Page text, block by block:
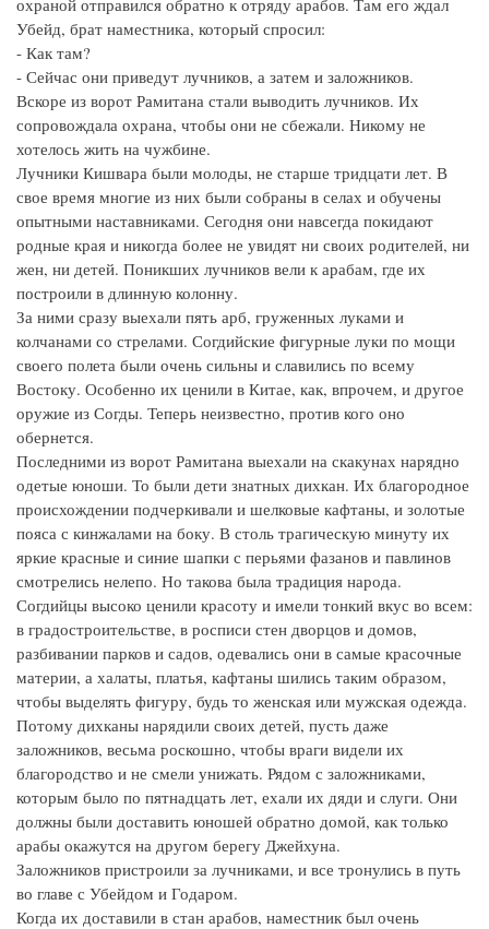
охраной отправился обратно к отряду арабов. Там его ждал
Убейд, брат наместника, который спросил:
- Как там?
- Сейчас они приведут лучников, а затем и заложников.
Вскоре из ворот Рамитана стали выводить лучников. Их
сопровождала охрана, чтобы они не сбежали. Никому не
хотелось жить на чужбине.
Лучники Кишвара были молоды, не старше тридцати лет. В
свое время многие из них были собраны в селах и обучены
опытными наставниками. Сегодня они навсегда покидают
родные края и никогда более не увидят ни своих родителей, ни
жен, ни детей. Поникших лучников вели к арабам, где их
построили в длинную колонну.
За ними сразу выехали пять арб, груженных луками и
колчанами со стрелами. Согдийские фигурные луки по мощи
своего полета были очень сильны и славились по всему
Востоку. Особенно их ценили в Китае, как, впрочем, и другое
оружие из Согды. Теперь неизвестно, против кого оно
обернется.
Последними из ворот Рамитана выехали на скакунах нарядно
одетые юноши. То были дети знатных дихкан. Их благородное
происхождении подчеркивали и шелковые кафтаны, и золотые
пояса с кинжалами на боку. В столь трагическую минуту их
яркие красные и синие шапки с перьями фазанов и павлинов
смотрелись нелепо. Но такова была традиция народа.
Согдийцы высоко ценили красоту и имели тонкий вкус во всем:
в градостроительстве, в росписи стен дворцов и домов,
разбивании парков и садов, одевались они в самые красочные
материи, а халаты, платья, кафтаны шились таким образом,
чтобы выделять фигуру, будь то женская или мужская одежда.
Потому дихканы нарядили своих детей, пусть даже
заложников, весьма роскошно, чтобы враги видели их
благородство и не смели унижать. Рядом с заложниками,
которым было по пятнадцать лет, ехали их дяди и слуги. Они
должны были доставить юношей обратно домой, как только
арабы окажутся на другом берегу Джейхуна.
Заложников пристроили за лучниками, и все тронулись в путь
во главе с Убейдом и Годаром.
Когда их доставили в стан арабов, наместник был очень